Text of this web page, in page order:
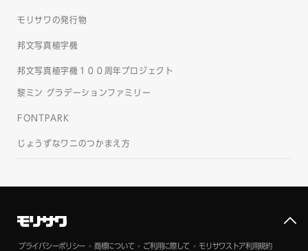
モリサワの発行物
邦文写真植字機
邦文写真植字機１００周年プロジェクト
黎ミン グラデーションファミリー
FONTPARK
じょうずなワニのつかまえ方
プライバシーポリシー 商標について ご利用に際して モリサワストア利用規約